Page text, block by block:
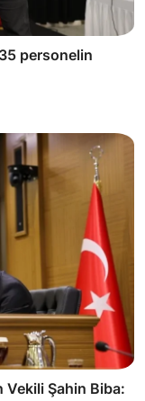
personelin
Vekili Şahin Biba: